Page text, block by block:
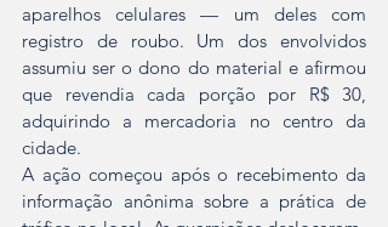
aparelhos celulares — um deles com
registro de roubo. Um dos envolvidos
assumiu ser o dono do material e afirmou
que revendia cada porção por R$ 30,
adquirindo a mercadoria no centro da
cidade.
A ação começou após o recebimento da
informação anônima sobre a prática de